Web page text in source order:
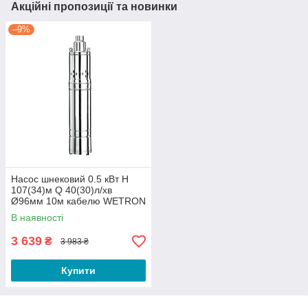
Акційні пропозиції та новинки
–9%
Насос шнековий 0.5 кВт H
107(34)м Q 40(30)л/хв
Ø96мм 10м кабелю WETRON
(4QGDMw1.8-50-0.5)
(778232)
В наявності
3 639 ₴ 3 983 ₴
Купити